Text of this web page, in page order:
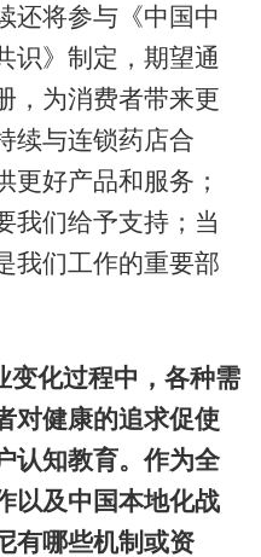
还将参与《中国中
识》制定，期望通
，为消费者带来更
续与连锁药店合
更好产品和服务；
我们给予支持；当
我们工作的重要部
变化过程中，各种需
对健康的追求促使
认知教育。作为全
以及中国本地化战
有哪些机制或资